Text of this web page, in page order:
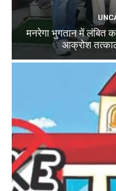
मनरेगा भुगतान में लंबित
आक्रोश